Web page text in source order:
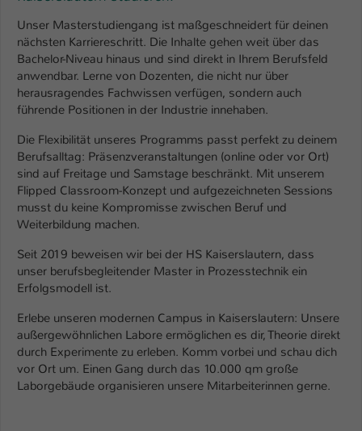
Unser Masterstudiengang ist maßgeschneidert für deinen
nächsten Karriereschritt. Die Inhalte gehen weit über das
Bachelor-Niveau hinaus und sind direkt in Ihrem Berufsfeld
anwendbar. Lerne von Dozenten, die nicht nur über
herausragendes Fachwissen verfügen, sondern auch
führende Positionen in der Industrie innehaben.
Die Flexibilität unseres Programms passt perfekt zu deinem
Berufsalltag: Präsenzveranstaltungen (online oder vor Ort)
sind auf Freitage und Samstage beschränkt. Mit unserem
Flipped Classroom-Konzept und aufgezeichneten Sessions
musst du keine Kompromisse zwischen Beruf und
Weiterbildung machen.
Seit 2019 beweisen wir bei der HS Kaiserslautern, dass
unser berufsbegleitender Master in Prozesstechnik ein
Erfolgsmodell ist.
Erlebe unseren modernen Campus in Kaiserslautern: Unsere
außergewöhnlichen Labore ermöglichen es dir, Theorie direkt
durch Experimente zu erleben. Komm vorbei und schau dich
vor Ort um. Einen Gang durch das 10.000 qm große
Laborgebäude organisieren unsere Mitarbeiterinnen gerne.